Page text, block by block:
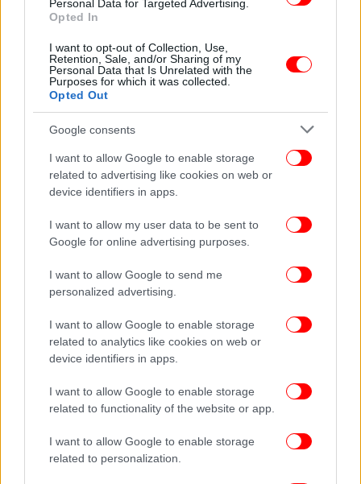
Personal Data for Targeted Advertising.
Opted In
I want to opt-out of Collection, Use,
Retention, Sale, and/or Sharing of my
Personal Data that Is Unrelated with the
Purposes for which it was collected.
Opted Out
Google consents
I want to allow Google to enable storage
related to advertising like cookies on web or
device identifiers in apps.
I want to allow my user data to be sent to
Google for online advertising purposes.
I want to allow Google to send me
personalized advertising.
I want to allow Google to enable storage
related to analytics like cookies on web or
device identifiers in apps.
I want to allow Google to enable storage
related to functionality of the website or app.
I want to allow Google to enable storage
related to personalization.
ΠΟΛΙΤΙΣΜΟΣ 29/05/2022 13:55
Αυτοψία Μενδώνη στο Αρχαιολογικό Πάρκο
Ορχομενού -«Το 2023 η περιοχή θα έχει μια
εντελώς διαφορετική εικόνα»
ΠΟΛΙΤΙΣΜΟΣ 04/11/2021 22:42
Υπουργείο Πολιτισμού για το Ναυάγιο των
επιτεύχθηκαν στον μέγιστο βαθμό